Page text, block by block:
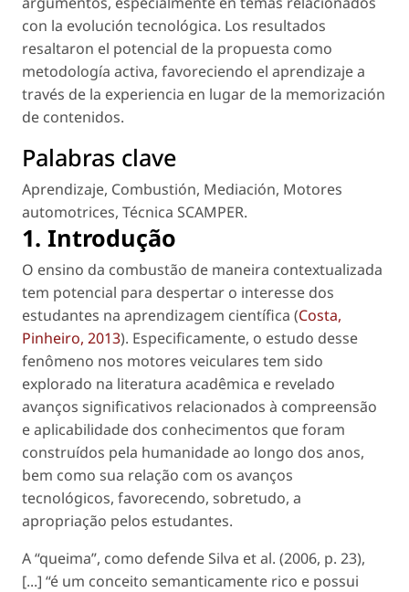
con la evolución tecnológica. Los resultados
resaltaron el potencial de la propuesta como
metodología activa, favoreciendo el aprendizaje a
través de la experiencia en lugar de la memorización
de contenidos.
Palabras clave
Aprendizaje, Combustión, Mediación, Motores
automotrices, Técnica SCAMPER.
1. Introdução
O ensino da combustão de maneira contextualizada
tem potencial para despertar o interesse dos
estudantes na aprendizagem científica (Costa,
Pinheiro, 2013). Especificamente, o estudo desse
fenômeno nos motores veiculares tem sido
explorado na literatura acadêmica e revelado
avanços significativos relacionados à compreensão
e aplicabilidade dos conhecimentos que foram
construídos pela humanidade ao longo dos anos,
bem como sua relação com os avanços
tecnológicos, favorecendo, sobretudo, a
apropriação pelos estudantes.
A “queima”, como defende Silva et al. (2006, p. 23),
[...] “é um conceito semanticamente rico e possui